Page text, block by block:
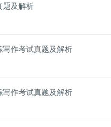
题及解析
写作考试真题及解析
写作考试真题及解析